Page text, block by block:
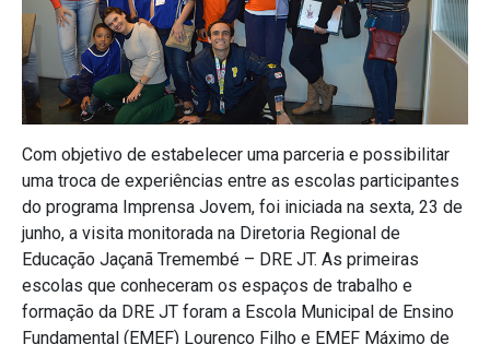
Com objetivo de estabelecer uma parceria e possibilitar
uma troca de experiências entre as escolas participantes
do programa Imprensa Jovem, foi iniciada na sexta, 23 de
junho, a visita monitorada na Diretoria Regional de
Educação Jaçanã Tremembé – DRE JT. As primeiras
escolas que conheceram os espaços de trabalho e
formação da DRE JT foram a Escola Municipal de Ensino
Fundamental (EMEF) Lourenço Filho e EMEF Máximo de